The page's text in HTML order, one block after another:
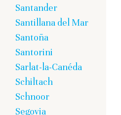
Santander
Santillana del Mar
Santoña
Santorini
Sarlat-la-Canéda
Schiltach
Schnoor
Segovia